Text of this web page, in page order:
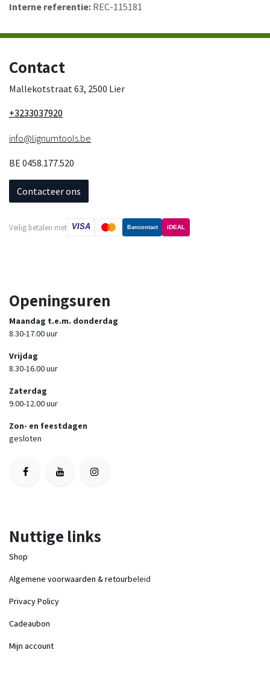
Interne referentie: REC-115181
Contact
Mallekotstraat 63, 2500 Lier
+3233037920
info@lignumtools.be
BE 0458.177.520
Contacteer ons
Veilig betalen met VISA Bancontact iDEAL
Openingsuren
Maandag t.e.m. donderdag
8.30-17.00 uur
Vrijdag
8.30-16.00 uur
Zaterdag
9.00-12.00 uur
Zon- en feestdagen
gesloten
Nuttige links
Shop
Algemene voorwaarden & retourbeleid
Privacy Policy
Cadeaubon
Mijn account